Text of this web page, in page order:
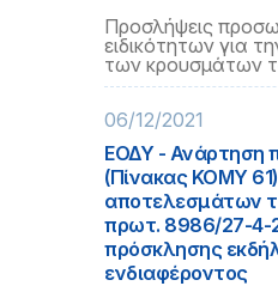
Προσλήψεις
ειδικότητων για
των κρουσμάτων
06/12/2021
ΕΟΔΥ - Ανάρτηση
(Πίνακας ΚΟΜΥ 61)
αποτελεσμάτων
πρωτ. 8986/27-4-
πρόσκλησης
ενδιαφέροντος